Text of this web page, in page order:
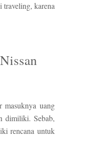
traveling, karena
masuknya uang
dimiliki. Sebab,
rencana untuk